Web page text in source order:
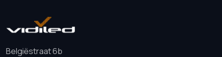
Belgiëstraat 6b